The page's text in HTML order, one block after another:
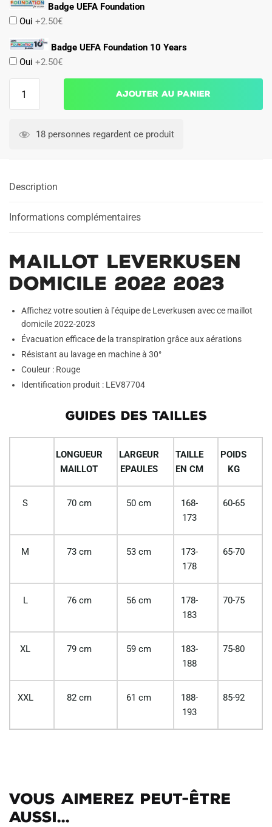
Badge UEFA Foundation
Oui +2.50€
Badge UEFA Foundation 10 Years
Oui +2.50€
LEVERKUSEN
Ajouter au panier
18 personnes regardent ce produit
Description
Informations complémentaires
MAILLOT LEVERKUSEN
DOMICILE 2022 2023
Affichez votre soutien à l’équipe de Leverkusen avec ce maillot
domicile 2022-2023
Évacuation efficace de la transpiration grâce aux aérations
Résistant au lavage en machine à 30°
Couleur : Rouge
Identification produit : LEV87704
GUIDES DES TAILLES
LONGUEUR
MAILLOT
LARGEUR
EPAULES
TAILLE
EN CM
POIDS
KG
S 70 cm 50 cm
168-
173
60-65
M 73 cm 53 cm
173-
178
65-70
L 76 cm 56 cm
178-
183
70-75
XL 79 cm 59 cm
183-
188
75-80
XXL 82 cm 61 cm
188-
193
85-92
Vous aimerez peut-être
aussi...